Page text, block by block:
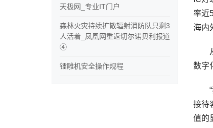
率近
海内
从
数字
“我
接待
值的
天极网_专业IT门户
森林火灾持续扩散辐射消防队只剩3
人活着_凤凰网重返切尔诺贝利报道
④
镭雕机安全操作规程